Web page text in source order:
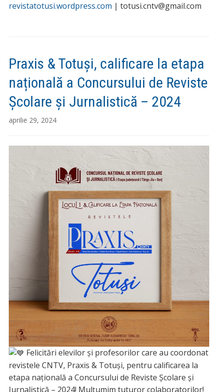
revistatotusi.wordpress.com | totusi.cntv@gmail.com
Praxis & Totuși, calificare la etapa
națională a Concursului de Reviste
Școlare și Jurnalistică – 2024
aprilie 29, 2024
Felicitări elevilor și profesorilor care au coordonat
revistele CNTV, Praxis & Totuși, pentru calificarea la
etapa națională a Concursului de Reviste Școlare și
Jurnalistică – 2024! Mulțumim tuturor colaboratorilor!